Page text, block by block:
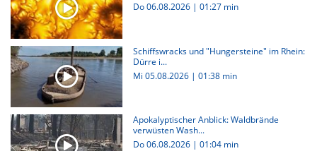
Do 06.08.2026 | 01:27 min
Schiffswracks und "Hungersteine" im Rhein:
Dürre i...
Mi 05.08.2026 | 01:38 min
Apokalyptischer Anblick: Waldbrände
verwüsten Wash...
Do 06.08.2026 | 01:04 min